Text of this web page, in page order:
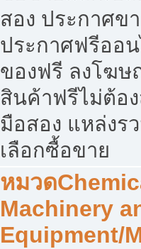
สอง ประกาศข
ประกาศฟรีออ
ของฟรี ลงโฆ
สินค้าฟรีไม่ต้อ
มือสอง แหล่งร
เลือกซื้อขาย
หมวด
Machinery
Equipment/